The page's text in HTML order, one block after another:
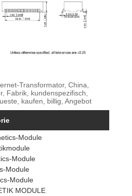
Transformator, China,
Fabrik, kundenspezifisch,
kaufen, billig, Angebot
Module
Module
Module
Module
MODULE